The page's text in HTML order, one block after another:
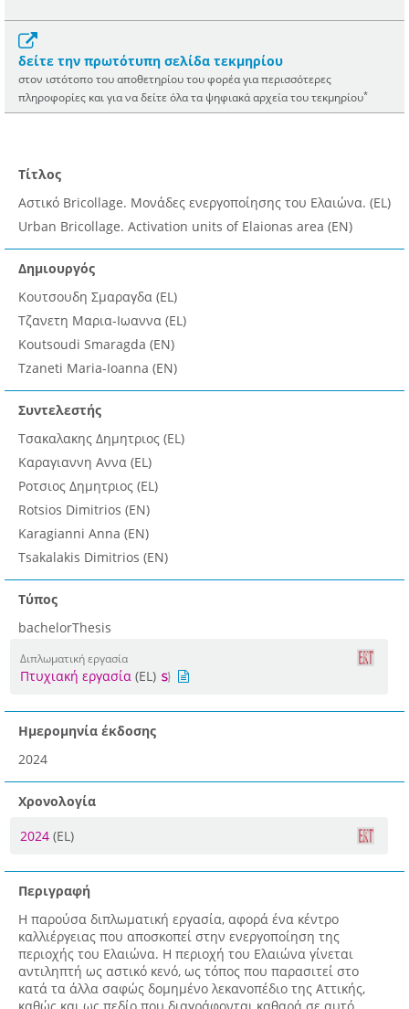
δείτε την πρωτότυπη σελίδα τεκμηρίου
στον ιστότοπο του αποθετηρίου του φορέα για περισσότερες
πληροφορίες και για να δείτε όλα τα ψηφιακά αρχεία του τεκμηρίου*
Τίτλος
Αστικό Bricollage. Μονάδες ενεργοποίησης του Ελαιώνα. (EL)
Urban Bricollage. Activation units of Elaionas area (EN)
Δημιουργός
Κουτσουδη Σμαραγδα (EL)
Τζανετη Μαρια-Ιωαννα (EL)
Koutsoudi Smaragda (EN)
Tzaneti Maria-Ioanna (EN)
Συντελεστής
Τσακαλακης Δημητριος (EL)
Καραγιαννη Αννα (EL)
Ροτσιος Δημητριος (EL)
Rotsios Dimitrios (EN)
Karagianni Anna (EN)
Tsakalakis Dimitrios (EN)
Τύπος
bachelorThesis
Διπλωματική εργασία
Πτυχιακή εργασία (EL)
Ημερομηνία έκδοσης
2024
Χρονολογία
2024 (EL)
Περιγραφή
Η παρούσα διπλωματική εργασία, αφορά ένα κέντρο
καλλιέργειας που αποσκοπεί στην ενεργοποίηση της
περιοχής του Ελαιώνα. Η περιοχή του Ελαιώνα γίνεται
αντιληπτή ως αστικό κενό, ως τόπος που παρασιτεί στο
κατά τα άλλα σαφώς δομημένο λεκανοπέδιο της Αττικής,